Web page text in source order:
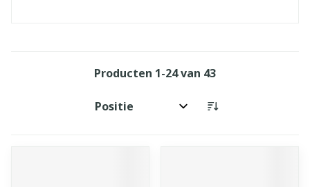
Producten 1-24van 43
Sorteer op: